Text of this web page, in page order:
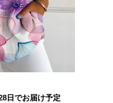
日でお届け予定